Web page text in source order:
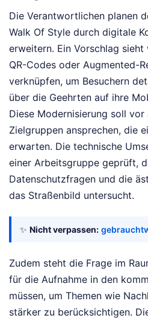
Die Verantwortlichen planen
Walk Of Style durch digitale
erweitern. Ein Vorschlag
QR-Codes oder Augmented-
verknüpfen, um Besuchern
über die Geehrten auf ihre
Diese Modernisierung soll vor
Zielgruppen ansprechen, die
erwarten. Die technische
einer Arbeitsgruppe geprüft,
Datenschutzfragen und die
das Straßenbild untersucht.
✨ Nicht verpassen:
Zudem steht die Frage im
für die Aufnahme in den
müssen, um Themen wie
stärker zu berücksichtigen.